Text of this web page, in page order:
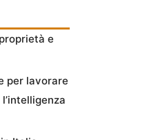
e
per lavorare